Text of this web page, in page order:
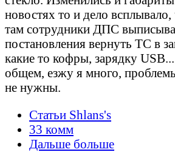
новостях то и дело всплывало,
там сотрудники ДПС
постановления вернуть ТС в
какие то кофры, зарядку
общем, езжу я много,
не нужны.
Статьи Shlans's
33 комм
Дальше больше